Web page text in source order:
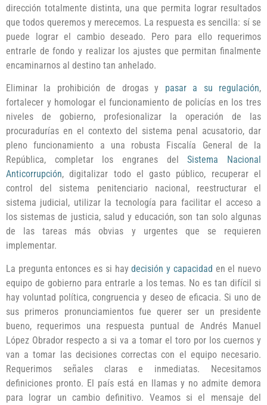
dirección totalmente distinta, una que permita lograr resultados
que todos queremos y merecemos. La respuesta es sencilla: sí se
puede lograr el cambio deseado. Pero para ello requerimos
entrarle de fondo y realizar los ajustes que permitan finalmente
encaminarnos al destino tan anhelado.
Eliminar la prohibición de drogas y pasar a su regulación,
fortalecer y homologar el funcionamiento de policías en los tres
niveles de gobierno, profesionalizar la operación de las
procuradurías en el contexto del sistema penal acusatorio, dar
pleno funcionamiento a una robusta Fiscalía General de la
República, completar los engranes delSistema Nacional
Anticorrupción, digitalizar todo el gasto público, recuperar el
control del sistema penitenciario nacional, reestructurar el
sistema judicial, utilizar la tecnología para facilitar el acceso a
los sistemas de justicia, salud y educación, son tan solo algunas
de las tareas más obvias y urgentes que se requieren
implementar.
La pregunta entonces es si haydecisión y capacidad en el nuevo
equipo de gobierno para entrarle a los temas. No es tan difícil si
hay voluntad política, congruencia y deseo de eficacia. Si uno de
sus primeros pronunciamientos fue querer ser un presidente
bueno, requerimos una respuesta puntual de Andrés Manuel
López Obrador respecto a si va a tomar el toro por los cuernos y
van a tomar las decisiones correctas con el equipo necesario.
Requerimos señales claras e inmediatas. Necesitamos
definiciones pronto. El país está en llamas y no admite demora
para lograr un cambio definitivo. Veamos si el mensaje del